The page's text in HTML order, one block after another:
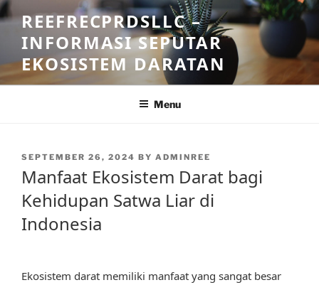
Skip
to
content
REEFRECPRDSLLC –
INFORMASI SEPUTAR
EKOSISTEM DARATAN
Menu
POSTED
SEPTEMBER 26, 2024 BY ADMINREE
Manfaat Ekosistem Darat bagi
Kehidupan Satwa Liar di
Indonesia
Ekosistem darat memiliki manfaat yang sangat besar